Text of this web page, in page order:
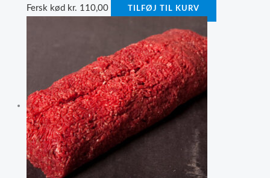
Fersk kød kr. 110,00 TILFØJ TIL KURV